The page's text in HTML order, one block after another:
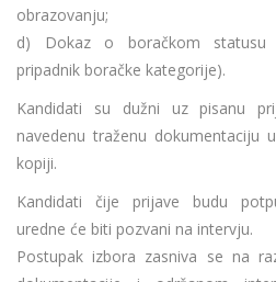
obrazovanju;
d) Dokaz o boračkom statusu
pripadnik boračke kategorije).
Kandidati su dužni uz pisanu
navedenu traženu dokumentaciju
kopiji.
Kandidati čije prijave budu
uredne će biti pozvani na intervju.
Postupak izbora zasniva se na